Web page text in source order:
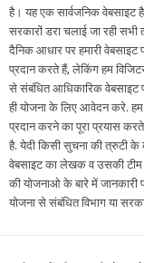
है। यह एक सार्वजनिक
सरकारों डरा चलाई जा रही
दैनिक आधार पर हमारी
प्रदान करते हैं, लेकिंग हम
से संबंधित आधिकारिक वेबसाइट
ही योजना के लिए आवेदन करे. हम
प्रदान करने का पूरा प्रयास
है. येदी किसी सुचना की त्रुटी के
वेबसाइट का लेखक व उसकी टीम
की योजनाओ के बारे में जानकारी
योजना से संबंधित विभाग या